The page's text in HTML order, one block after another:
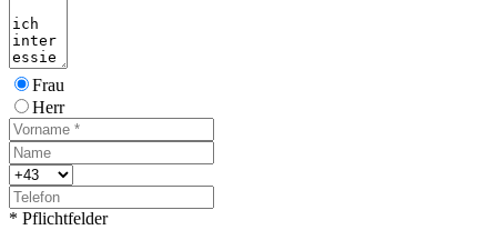
Frau
Herr
* Pflichtfelder